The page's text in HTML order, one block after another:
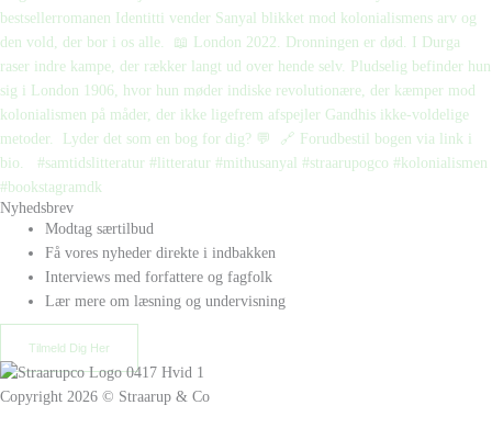
Nyhedsbrev
Modtag særtilbud
Få vores nyheder direkte i indbakken
Interviews med forfattere og fagfolk
Lær mere om læsning og undervisning
Tilmeld Dig Her
Copyright 2026 © Straarup & Co